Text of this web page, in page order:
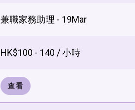
兼職家務助理 - 19Mar
HK$100 - 140 / 小時
查看